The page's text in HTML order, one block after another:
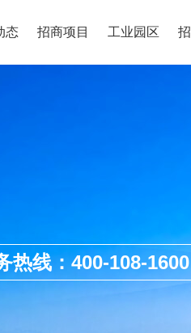
态 招商项目 工业园区
热线：400-108-1600